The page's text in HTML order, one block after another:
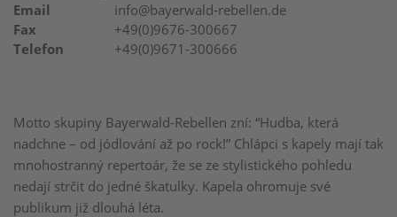
Motto skupiny Bayerwald-Rebellen zní: “Hudba, která
nadchne – od jódlování až po rock!” Chlápci s kapely mají tak
mnohostranný repertoár, že se ze stylistického pohledu
nedají strčit do jedné škatulky. Kapela ohromuje své
publikum již dlouhá léta.
Email
info@bayerwald-rebellen.de
Fax
+49(0)9676-300667
Telefon
+49(0)9671-300666